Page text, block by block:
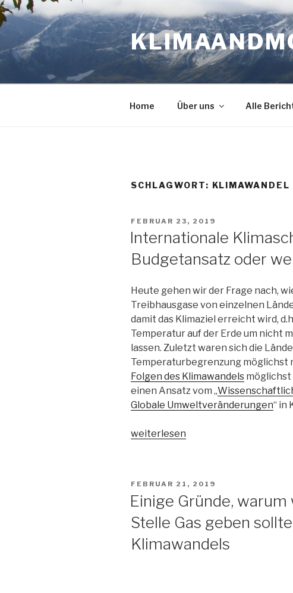
Zum
Inhalt
springen
Home Über uns Alle
SCHLAGWORT: KLIMAWANDEL
VERÖFFENTLICHT
FEBRUAR 23, 2019
Internationale
Budgetansatz oder
Heute gehen wir der Frage nach,
Treibhausgase von einzelnen
damit das Klimaziel erreicht wird,
Temperatur auf der Erde um nicht
lassen. Zuletzt waren sich die
Temperaturbegrenzung möglichst
Folgen des Klimawandels möglichst
einen Ansatz vom „
Globale Umweltveränderungen“ in
„Internationale
Budgetansatz
oder
wer
wie
weiterlesen
VERÖFFENTLICHT
FEBRUAR 21, 2019
Einige Gründe,
Stelle Gas geben
Klimawandels